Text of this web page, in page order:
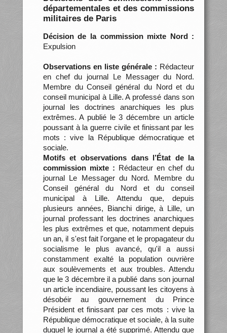
départementales et des commissions
militaires de Paris
Décision de la commission mixte Nord :
Expulsion
Observations en liste générale : Rédacteur
en chef du journal Le Messager du Nord.
Membre du Conseil général du Nord et du
conseil municipal à Lille. A professé dans son
journal les doctrines anarchiques les plus
extrêmes. A publié le 3 décembre un article
poussant à la guerre civile et finissant par les
mots : vive la République démocratique et
sociale.
Motifs et observations dans l’État de la
commission mixte : Rédacteur en chef du
journal Le Messager du Nord. Membre du
Conseil général du Nord et du conseil
municipal à Lille. Attendu que, depuis
plusieurs années, Bianchi dirige, à Lille, un
journal professant les doctrines anarchiques
les plus extrêmes et que, notamment depuis
un an, il s'est fait l'organe et le propagateur du
socialisme le plus avancé, qu'il a aussi
constamment exalté la population ouvrière
aux soulèvements et aux troubles. Attendu
que le 3 décembre il a publié dans son journal
un article incendiaire, poussant les citoyens à
désobéir au gouvernement du Prince
Président et finissant par ces mots : vive la
République démocratique et sociale, à la suite
duquel le journal a été supprimé. Attendu que